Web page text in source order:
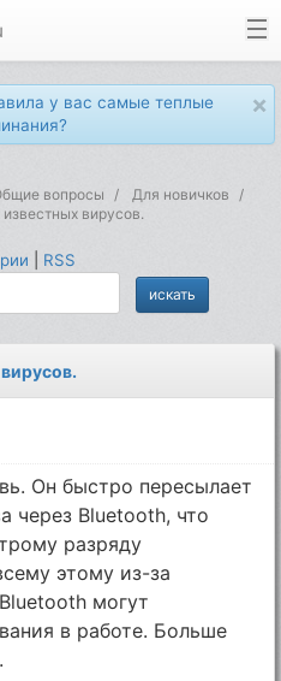
×
у вас самые теплые
вопросы
Для новичков
вирусов.
RSS
Он быстро пересылает
через Bluetooth, что
разряду
этому из-за
могут
в работе. Больше